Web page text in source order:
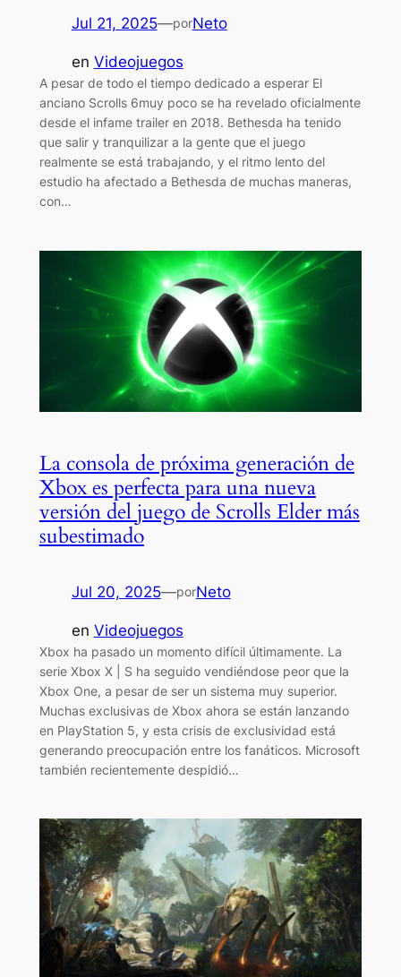
Jul 21, 2025—porNeto
en Videojuegos
A pesar de todo el tiempo dedicado a esperar El
anciano Scrolls 6muy poco se ha revelado oficialmente
desde el infame trailer en 2018. Bethesda ha tenido
que salir y tranquilizar a la gente que el juego
realmente se está trabajando, y el ritmo lento del
estudio ha afectado a Bethesda de muchas maneras,
con…
La consola de próxima generación de
Xbox es perfecta para una nueva
versión del juego de Scrolls Elder más
subestimado
Jul 20, 2025—porNeto
en Videojuegos
Xbox ha pasado un momento difícil últimamente. La
serie Xbox X | S ha seguido vendiéndose peor que la
Xbox One, a pesar de ser un sistema muy superior.
Muchas exclusivas de Xbox ahora se están lanzando
en PlayStation 5, y esta crisis de exclusividad está
generando preocupación entre los fanáticos. Microsoft
también recientemente despidió…